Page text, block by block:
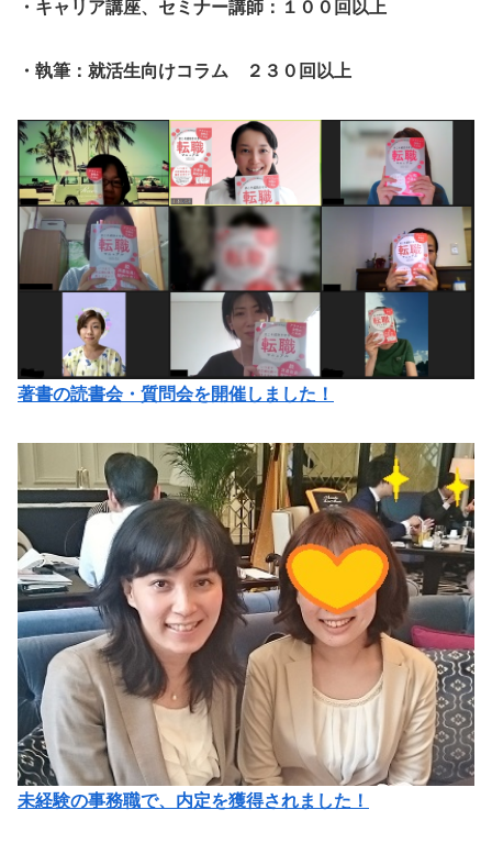
・キャリア講座、セミナー講師：１００回以上
・執筆：就活生向けコラム ２３０回以上
著書の読書会・質問会を開催しました！
未経験の事務職で、内定を獲得されました！